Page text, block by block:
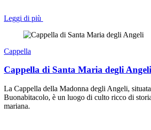
Leggi di più
Cappella
Cappella di Santa Maria degli Angeli
La Cappella della Madonna degli Angeli,
Buonabitacolo, è un luogo di culto ricco di
mariana.